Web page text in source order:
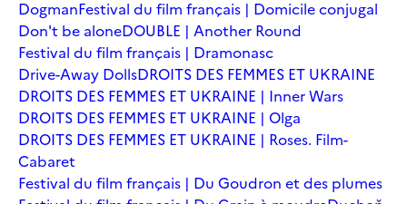
DogmanFestival du film français | Domicile conjugal
Don't be aloneDOUBLE | Another Round
Festival du film français | Dramonasc
Drive-Away DollsDROITS DES FEMMES ET UKRAINE
DROITS DES FEMMES ET UKRAINE | Inner Wars
DROITS DES FEMMES ET UKRAINE | Olga
DROITS DES FEMMES ET UKRAINE | Roses. Film-
Cabaret
Festival du film français | Du Goudron et des plumes